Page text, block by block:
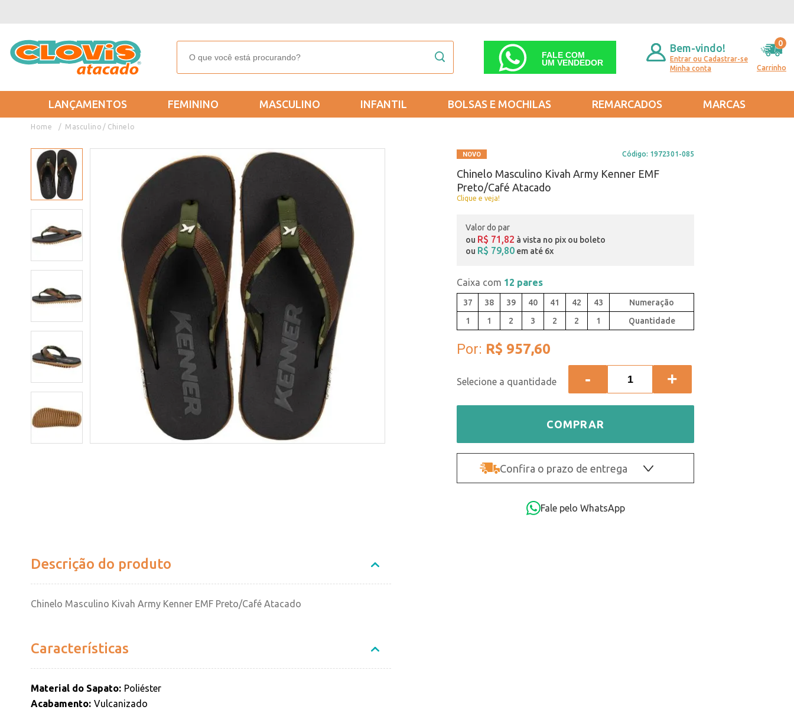
FALE COM
UM VENDEDOR
Bem-vindo!
Entrar ou Cadastrar-se
Minha conta
Carrinho
0
LANÇAMENTOS FEMININO MASCULINO INFANTIL BOLSAS E MOCHILAS REMARCADOS MARCAS
Masculino Chinelo
Código: 1972301-085
Chinelo Masculino Kivah Army Kenner EMF
Preto/Café Atacado
Clique e veja!
Valor do par
ou R$ 71,82 à vista no pix ou boleto
ou R$ 79,80 em até 6x
Caixa com 12 pares
37 38 39 40 41 42
43
1
1 2 3 2 2 1 Quantidade
Por: R$ 957,60
- +
COMPRAR
Confira o prazo de entrega
Fale pelo WhatsApp
Descrição do produto
Chinelo Masculino Kivah Army Kenner EMF Preto/Café Atacado
Características
Material do Sapato Poliéster
Acabamento Vulcanizado